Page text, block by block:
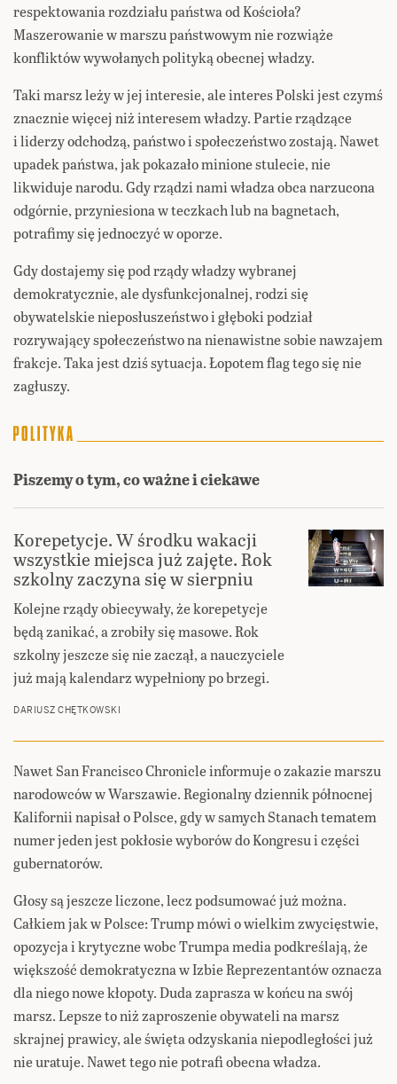
respektowania rozdziału państwa od Kościoła?
Maszerowanie w marszu państwowym nie rozwiąże
konfliktów wywołanych polityką obecnej władzy.
Taki marsz leży w jej interesie, ale interes Polski jest czymś
znacznie więcej niż interesem władzy. Partie rządzące
i liderzy odchodzą, państwo i społeczeństwo zostają. Nawet
upadek państwa, jak pokazało minione stulecie, nie
likwiduje narodu. Gdy rządzi nami władza obca narzucona
odgórnie, przyniesiona w teczkach lub na bagnetach,
potrafimy się jednoczyć w oporze.
Gdy dostajemy się pod rządy władzy wybranej
demokratycznie, ale dysfunkcjonalnej, rodzi się
obywatelskie nieposłuszeństwo i głęboki podział
rozrywający społeczeństwo na nienawistne sobie nawzajem
frakcje. Taka jest dziś sytuacja. Łopotem flag tego się nie
zagłuszy.
Piszemy o tym, co ważne i ciekawe
Korepetycje. W środku wakacji
wszystkie miejsca już zajęte. Rok
szkolny zaczyna się w sierpniu
Kolejne rządy obiecywały, że korepetycje
będą zanikać, a zrobiły się masowe. Rok
szkolny jeszcze się nie zaczął, a nauczyciele
już mają kalendarz wypełniony po brzegi.
DARIUSZ CHĘTKOWSKI
Nawet San Francisco Chronicle informuje o zakazie marszu
narodowców w Warszawie. Regionalny dziennik północnej
Kalifornii napisał o Polsce, gdy w samych Stanach tematem
numer jeden jest pokłosie wyborów do Kongresu i części
gubernatorów.
Głosy są jeszcze liczone, lecz podsumować już można.
Całkiem jak w Polsce: Trump mówi o wielkim zwycięstwie,
opozycja i krytyczne wobc Trumpa media podkreślają, że
większość demokratyczna w Izbie Reprezentantów oznacza
dla niego nowe kłopoty. Duda zaprasza w końcu na swój
marsz. Lepsze to niż zaproszenie obywateli na marsz
skrajnej prawicy, ale święta odzyskania niepodległości już
nie uratuje. Nawet tego nie potrafi obecna władza.